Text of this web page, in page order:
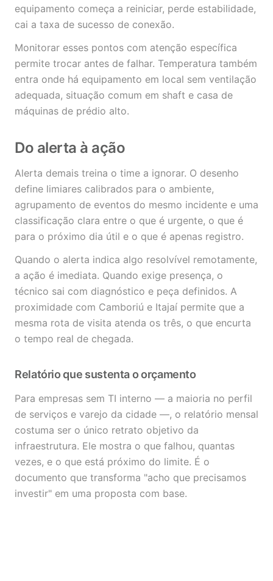
equipamento começa a reiniciar, perde estabilidade,
cai a taxa de sucesso de conexão.
Monitorar esses pontos com atenção específica
permite trocar antes de falhar. Temperatura também
entra onde há equipamento em local sem ventilação
adequada, situação comum em shaft e casa de
máquinas de prédio alto.
Do alerta à ação
Alerta demais treina o time a ignorar. O desenho
define limiares calibrados para o ambiente,
agrupamento de eventos do mesmo incidente e uma
classificação clara entre o que é urgente, o que é
para o próximo dia útil e o que é apenas registro.
Quando o alerta indica algo resolvível remotamente,
a ação é imediata. Quando exige presença, o
técnico sai com diagnóstico e peça definidos. A
proximidade com Camboriú e Itajaí permite que a
mesma rota de visita atenda os três, o que encurta
o tempo real de chegada.
Relatório que sustenta o orçamento
Para empresas sem TI interno — a maioria no perfil
de serviços e varejo da cidade —, o relatório mensal
costuma ser o único retrato objetivo da
infraestrutura. Ele mostra o que falhou, quantas
vezes, e o que está próximo do limite. É o
documento que transforma "acho que precisamos
investir" em uma proposta com base.